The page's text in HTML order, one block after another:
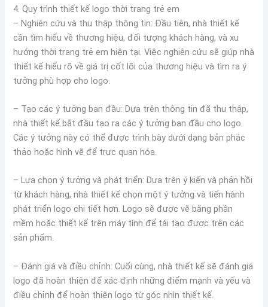
4. Quy trình thiết kế logo thời trang trẻ em
– Nghiên cứu và thu thập thông tin: Đầu tiên, nhà thiết kế
cần tìm hiểu về thương hiệu, đối tượng khách hàng, và xu
hướng thời trang trẻ em hiện tại. Việc nghiên cứu sẽ giúp nhà
thiết kế hiểu rõ về giá trị cốt lõi của thương hiệu và tìm ra ý
tưởng phù hợp cho logo.
– Tạo các ý tưởng ban đầu: Dựa trên thông tin đã thu thập,
nhà thiết kế bắt đầu tạo ra các ý tưởng ban đầu cho logo.
Các ý tưởng này có thể được trình bày dưới dạng bản phác
thảo hoặc hình vẽ để trực quan hóa.
– Lựa chọn ý tưởng và phát triển: Dựa trên ý kiến ​​và phản hồi
từ khách hàng, nhà thiết kế chọn một ý tưởng và tiến hành
phát triển logo chi tiết hơn. Logo sẽ được vẽ bằng phần
mềm hoặc thiết kế trên máy tính để tái tạo được trên các
sản phẩm.
– Đánh giá và điều chỉnh: Cuối cùng, nhà thiết kế sẽ đánh giá
logo đã hoàn thiện để xác định những điểm mạnh và yếu và
điều chỉnh để hoàn thiện logo từ góc nhìn thiết kế.